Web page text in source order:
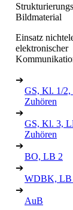
Bildmaterial
Einsatz
elektronischer
➔
GS, Kl. 1/2,
Zuhören
➔
GS, Kl. 3,
Zuhören
➔
BO, LB 2
➔
WDBK, LB
➔
AuB